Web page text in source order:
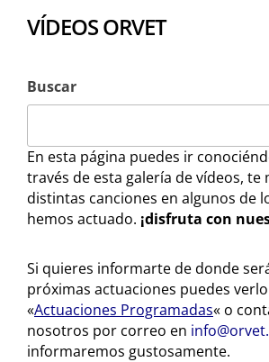
VÍDEOS ORVET
Buscar
En esta página puedes ir
través de esta galería de vídeos, te
distintas canciones en algunos de
hemos actuado. ¡disfruta con
Si quieres informarte de donde
próximas actuaciones puedes
«Actuaciones Programadas« o
nosotros por correo en
informaremos gustosamente.